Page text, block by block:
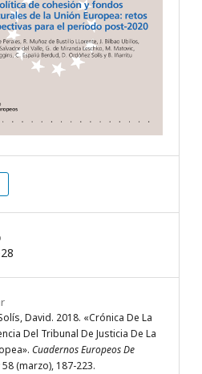
David. 2018. «Crónica De La
Del Tribunal De Justicia De La
Cuadernos Europeos De
58 (marzo), 187-223.